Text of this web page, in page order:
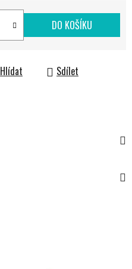
DO KOŠÍKU
Hlídat Sdílet